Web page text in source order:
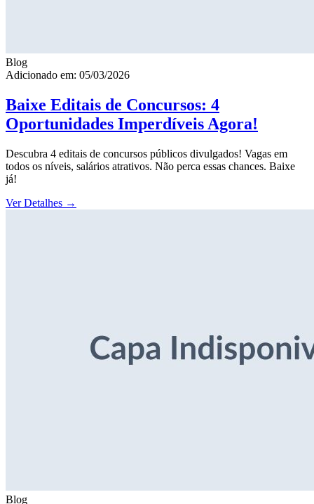
Blog
Adicionado em: 05/03/2026
Baixe Editais de Concursos: 4
Oportunidades Imperdíveis Agora!
Descubra 4 editais de concursos públicos divulgados! Vagas em
todos os níveis, salários atrativos. Não perca essas chances. Baixe
já!
Ver Detalhes →
Blog